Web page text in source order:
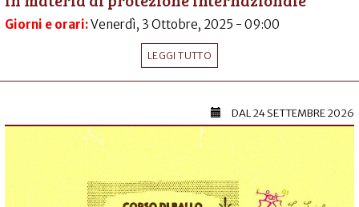
Giorni e orari:Venerdì, 3 Ottobre, 2025 - 09:00
LEGGI TUTTO
DAL24 SETTEMBRE 2026